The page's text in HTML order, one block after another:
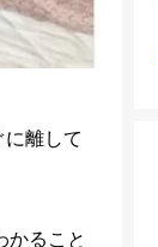
離して
かること